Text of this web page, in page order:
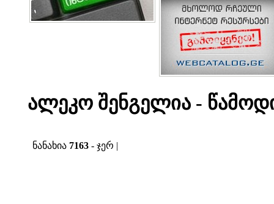
ალეკო შენგელია -
ნანახია 7163 - ჯერ |